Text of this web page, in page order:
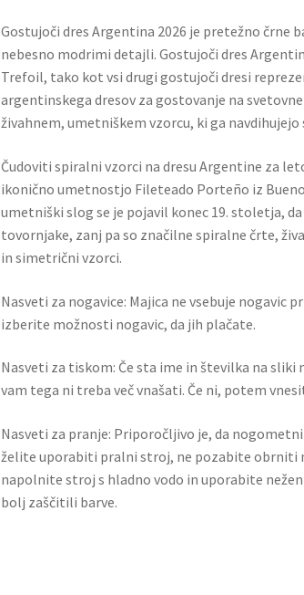
Gostujoči dres Argentina 2026 je pretežno črne
nebesno modrimi detajli. Gostujoči dres
Trefoil, tako kot vsi drugi gostujoči dresi
argentinskega dresov za gostovanje na
živahnem, umetniškem vzorcu, ki ga navdihujejo
Čudoviti spiralni vzorci na dresu Argentine za
ikonično umetnostjo Fileteado Porteño iz
umetniški slog se je pojavil konec 19. stoletja,
tovornjake, zanj pa so značilne spiralne črte,
in simetrični vzorci.
Nasveti za nogavice: Majica ne vsebuje nogavic
izberite možnosti nogavic, da jih plačate.
Nasveti za tiskom: Če sta ime in številka na
vam tega ni treba več vnašati. Če ni, potem
Nasveti za pranje: Priporočljivo je, da
želite uporabiti pralni stroj, ne pozabite obrniti
napolnite stroj s hladno vodo in uporabite
bolj zaščitili barve.